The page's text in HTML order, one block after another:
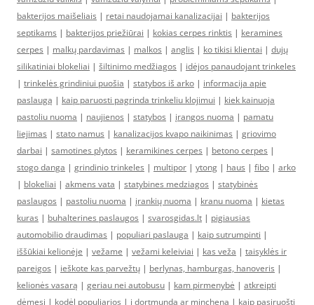
bakterijos maišeliais | retai naudojamai kanalizacijai | bakterijos
septikams | bakterijos priežiūrai | kokias cerpes rinktis | keramines
cerpes | malkų pardavimas | malkos | anglis | ko tikisi klientai | dujų
silikatiniai blokeliai | šiltinimo medžiagos | idėjos panaudojant trinkeles
| trinkelės grindiniui puošia | statybos iš arko | informacija apie
paslaugą | kaip paruosti pagrinda trinkeliu klojimui | kiek kainuoja
pastoliu nuoma | naujienos | statybos | įrangos nuoma | pamatu
liejimas | stato namus | kanalizacijos kvapo naikinimas | griovimo
darbai | samotines plytos | keramikines cerpes | betono cerpes |
stogo danga | grindinio trinkeles | multipor | ytong | haus | fibo | arko
| blokeliai | akmens vata | statybines medziagos | statybinės
paslaugos | pastoliu nuoma | įrankių nuoma | kranu nuoma | kietas
kuras | buhalterines paslaugos | svarosgidas.lt | pigiausias
automobilio draudimas | populiari paslauga | kaip sutrumpinti |
iššūkiai kelionėje | vežame | vežami keleiviai | kas veža | taisyklės ir
pareigos | ieškote kas parvežtų | berlynas, hamburgas, hanoveris |
kelionės vasarą | geriau nei autobusu | kam pirmenybė | atkreipti
dėmesį | kodėl populiarios | į dortmundą ar mincheną | kaip pasiruošti